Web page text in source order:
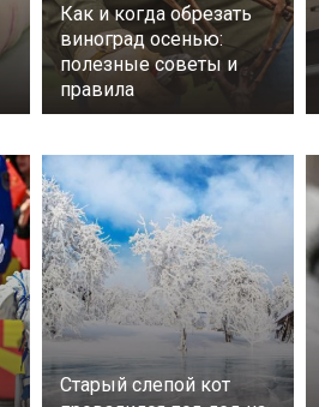
Как и когда обрезать
виноград осенью:
полезные советы и
правила
Старый слепой кот